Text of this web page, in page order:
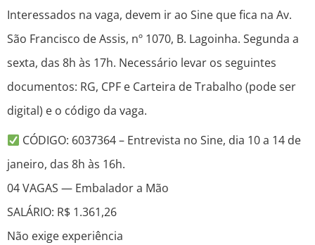
Interessados na vaga, devem ir ao Sine que fica na Av.
São Francisco de Assis, nº 1070, B. Lagoinha. Segunda a
sexta, das 8h às 17h. Necessário levar os seguintes
documentos: RG, CPF e Carteira de Trabalho (pode ser
digital) e o código da vaga.
CÓDIGO: 6037364 – Entrevista no Sine, dia 10 a 14 de
janeiro, das 8h às 16h.
04 VAGAS — Embalador a Mão
SALÁRIO: R$ 1.361,26
Não exige experiência